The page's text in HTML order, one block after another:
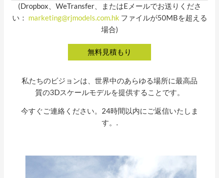
(Dropbox、WeTransfer、またはEメールでお送りくださ
い： marketing@rjmodels.com.hk ファイルが50MBを超える
場合)
私たちのビジョンは、世界中のあらゆる場所に最高品
質の3Dスケールモデルを提供することです。
今すぐご連絡ください。24時間以内にご返信いたしま
す。.